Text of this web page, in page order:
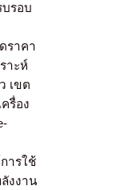
รอบ
ราคา
าะห์
เขต
รื่อง
ารใช้
งงาน